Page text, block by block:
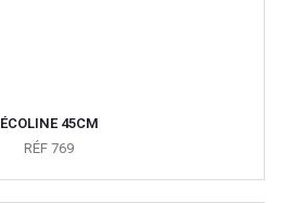
ÉCOLINE 45CM
RÉF 769